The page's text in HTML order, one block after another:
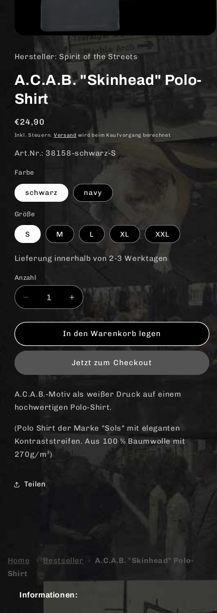
in
Modal
Hersteller: Spirit of the Streets
A.C.A.B. "Skinhead" Polo-
Shirt
Normaler
Preis
€24,90
Inkl. Steuern. Versand wird beim Kaufvorgang berechnet
Art.Nr.: 38158-schwarz-S
Farbe
schwarz navy
Größe
S M L XL XXL
Lieferung innerhalb von 2-3 Werktagen
Anzahl
Anzahl
Verringere
die
Menge
A.C.A.B.
Shirt
Erhöhe
die
Menge
für
A.C.A.B.
Polo-
Shirt
In den Warenkorb legen
Jetzt zum Checkout
A.C.A.B.-Motiv als weißer Druck auf einem
hochwertigen Polo-Shirt.
(Polo Shirt der Marke "Sols" mit eleganten
Kontraststreifen. Aus 100 % Baumwolle mit
270g/m²)
Teilen
Home › Bestseller › A.C.A.B. "Skinhead" Polo-
Shirt
Informationen: